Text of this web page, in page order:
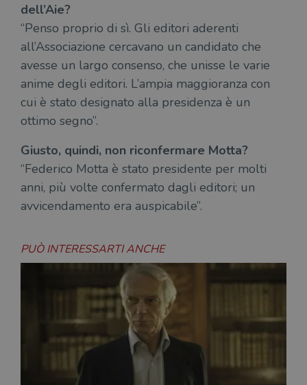
dell’Aie?
“Penso proprio di sì. Gli editori aderenti
all’Associazione cercavano un candidato che
avesse un largo consenso, che unisse le varie
anime degli editori. L’ampia maggioranza con
cui è stato designato alla presidenza è un
ottimo segno”.
Giusto, quindi, non riconfermare Motta?
“Federico Motta è stato presidente per molti
anni, più volte confermato dagli editori; un
avvicendamento era auspicabile”.
PUÒ INTERESSARTI ANCHE